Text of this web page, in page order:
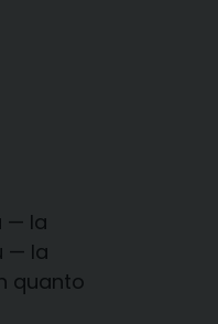
— la
— la
quanto